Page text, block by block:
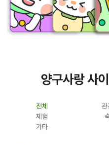
양구사랑 사
전체 관
체험
기타